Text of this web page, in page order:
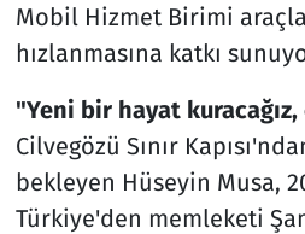
Mobil Hizmet Birimi
hızlanmasına katkı
"Yeni bir hayat kuracağız,
Cilvegözü Sınır
bekleyen Hüseyin Musa,
Türkiye'den memleketi